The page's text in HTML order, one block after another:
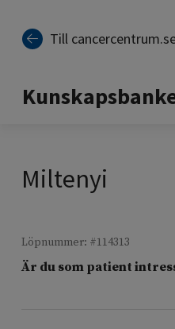
Till
Miltenyi
Löpnummer: #114313
Är du som patient